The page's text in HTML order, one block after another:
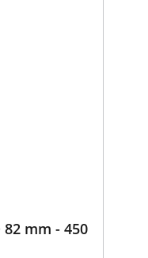
mm - 450